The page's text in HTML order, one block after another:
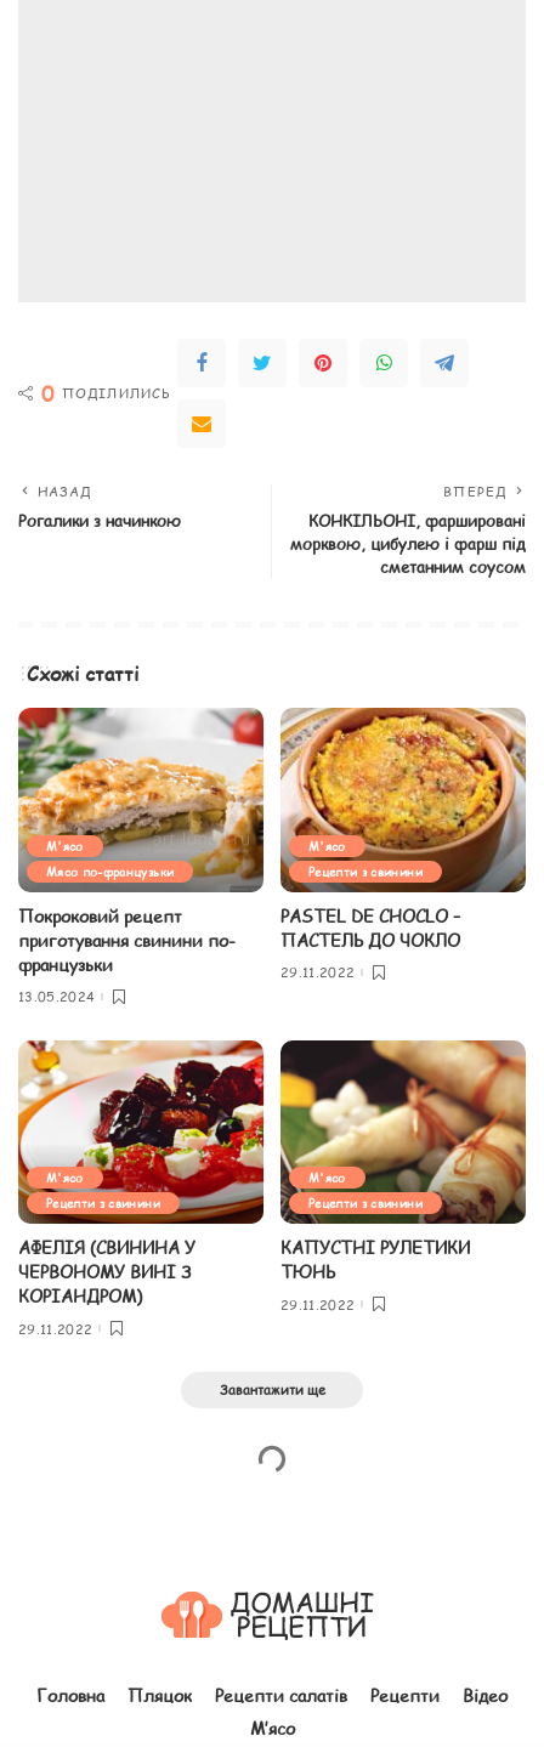
0 ПОДІЛИЛИСЬ
НАЗАД
Рогалики з начинкою
ВПЕРЕД
КОНКІЛЬОНІ, фаршировані
морквою, цибулею і фарш під
сметанним соусом
Схожі статті
М'ясо
Мясо по-французьки
Покроковий рецепт
приготування свинини по-
французьки
13.05.2024
М'ясо
Рецепти з свинини
PASTEL DE CHOCLO –
ПАСТЕЛЬ ДО ЧОКЛО
29.11.2022
М'ясо
Рецепти з свинини
АФЕЛІЯ (СВИНИНА У
ЧЕРВОНОМУ ВИНІ З
КОРІАНДРОМ)
29.11.2022
М'ясо
Рецепти з свинини
КАПУСТНІ РУЛЕТИКИ
ТЮНЬ
29.11.2022
Завантажити ще
Головна Пляцок Рецепти салатів Рецепти
Відео
М’ясо